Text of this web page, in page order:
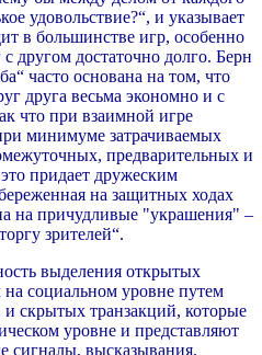
удовольствие?“, и указывает
в большинстве игр, особенно
другом достаточно долго. Берн
часто основана на том, что
друга весьма экономно и с
что при взаимной игре
минимуме затрачиваемых
предварительных и
придает дружеским
на защитных ходах
на причудливые "украшения" –
зрителей“.
выделения открытых
социальном уровне путем
скрытых транзакций, которые
уровне и представляют
сигналы, высказывания,